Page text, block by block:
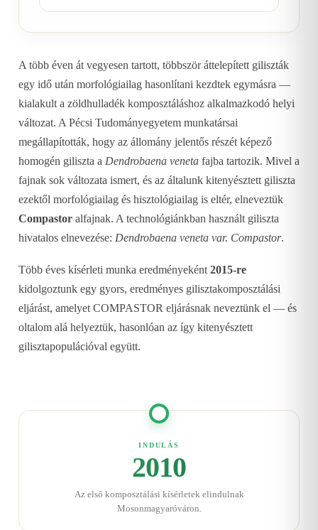
A több éven át vegyesen tartott, többször áttelepített giliszták
egy idő után morfológiailag hasonlítani kezdtek egymásra —
kialakult a zöldhulladék komposztáláshoz alkalmazkodó helyi
változat. A Pécsi Tudományegyetem munkatársai
megállapították, hogy az állomány jelentős részét képező
homogén giliszta a Dendrobaena veneta fajba tartozik. Mivel a
fajnak sok változata ismert, és az általunk kitenyésztett giliszta
ezektől morfológiailag és hisztológiailag is eltér, elneveztük
Compastor alfajnak. A technológiánkban használt giliszta
hivatalos elnevezése: Dendrobaena veneta var. Compastor.
Több éves kísérleti munka eredményeként 2015-re
kidolgoztunk egy gyors, eredményes gilisztakomposztálási
eljárást, amelyet COMPASTOR eljárásnak neveztünk el — és
oltalom alá helyeztük, hasonlóan az így kitenyésztett
gilisztapopulációval együtt.
INDULÁS
2010
Az első komposztálási kísérletek elindulnak
Mosonmagyaróváron.